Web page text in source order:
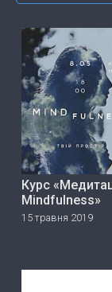
Курс
Mindfulness»
15 травня 2019